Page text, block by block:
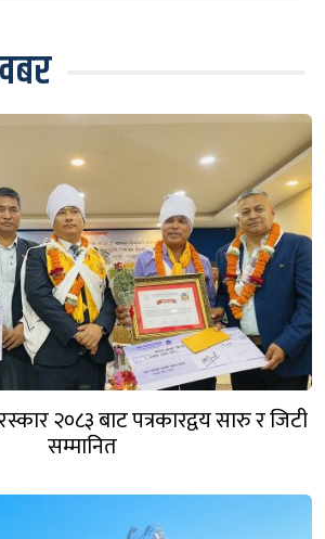
२०८३ बाट पत्रकारद्वय सारु र जिटी
सम्मानित